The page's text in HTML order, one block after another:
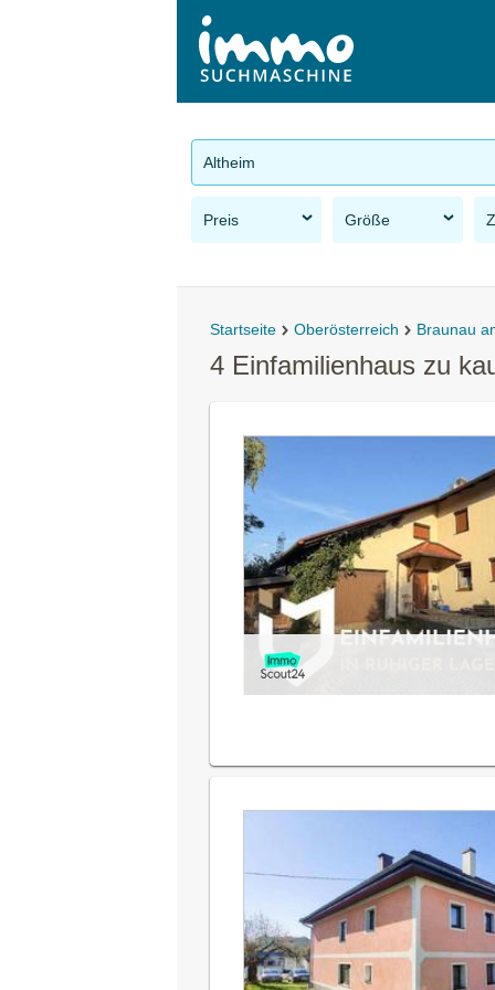
Altheim
Preis Größe
Startseite Oberösterreich Braunau
4 Einfamilienhaus zu